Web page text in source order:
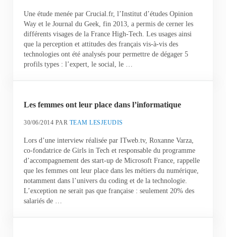
Une étude menée par Crucial.fr, l’Institut d’études Opinion
Way et le Journal du Geek, fin 2013, a permis de cerner les
différents visages de la France High-Tech. Les usages ainsi
que la perception et attitudes des français vis-à-vis des
technologies ont été analysés pour permettre de dégager 5
profils types : l’expert, le social, le …
Les femmes ont leur place dans l’informatique
30/06/2014 PAR TEAM LESJEUDIS
Lors d’une interview réalisée par ITweb.tv, Roxanne Varza,
co-fondatrice de Girls in Tech et responsable du programme
d’accompagnement des start-up de Microsoft France, rappelle
que les femmes ont leur place dans les métiers du numérique,
notamment dans l’univers du coding et de la technologie.
L’exception ne serait pas que française : seulement 20% des
salariés de …